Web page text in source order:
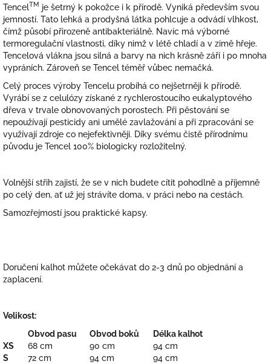
TencelTM je šetrný k pokožce i k přírodě. Vyniká především svou
jemností. Tato lehká a prodyšná látka pohlcuje a odvádí vlhkost,
čímž působí přirozeně antibakteriálně. Navíc má výborné
termoregulační vlastnosti, díky nimž v létě chladí a v zimě hřeje.
Tencelová vlákna jsou silná a barvy na nich krásně září i po mnoha
vypráních. Zároveň se Tencel téměř vůbec nemačká.
Celý proces výroby Tencelu probíhá co nejšetrněji k přírodě.
Vyrábí se z celulózy získané z rychlerostoucího eukalyptového
dřeva v trvale obnovovaných porostech. Při pěstování se
nepoužívají pesticidy ani umělé zavlažování a při zpracování se
využívají zdroje co nejefektivněji. Díky svému čistě přírodnímu
původu je Tencel 100% biologicky rozložitelný.
Volnější střih zajistí, že se v nich budete cítit pohodlně a příjemně
po celý den, ať už jej strávíte doma, v práci nebo na cestách.
Samozřejmostí jsou praktické kapsy.
Doručení kalhot můžete očekávat do 2-3 dnů po objednání a
zaplacení.
Velikost:
Obvod pasu
Obvod boků
Délka kalhot
XS
68 cm 90 cm
94 cm
S
72 cm 94 cm
94 cm